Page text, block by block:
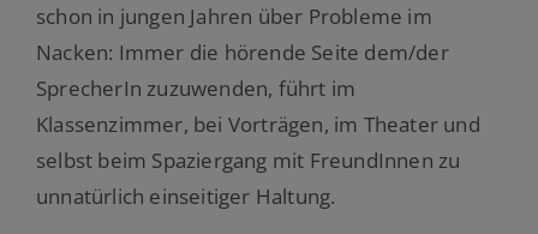
schon in jungen Jahren über Probleme im
Nacken: Immer die hörende Seite dem/der
SprecherIn zuzuwenden, führt im
Klassenzimmer, bei Vorträgen, im Theater und
selbst beim Spaziergang mit FreundInnen zu
unnatürlich einseitiger Haltung.